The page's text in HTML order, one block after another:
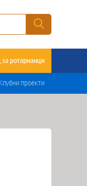
за ротарианци
Клубни проекти